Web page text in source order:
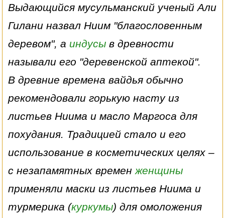
Выдающийся мусульманский ученый Али
Гилани назвал Ниим "благословенным
деревом", а индусы в древности
называли его "деревенской аптекой".
В древние времена вайдья обычно
рекомендовали горькую насту из
листьев Ниима и масло Маргоса для
похудания. Традицией стало и его
использование в косметических целях –
с незапамятных временженщины
применяли маски из листьев Ниима и
турмерика (куркумы) для омоложения